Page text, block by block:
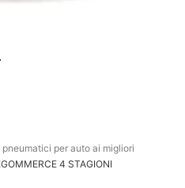
per auto ai migliori
4 STAGIONI
.